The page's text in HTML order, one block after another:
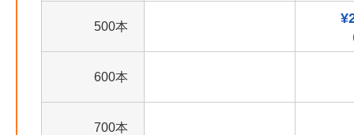
500本
600本
700本